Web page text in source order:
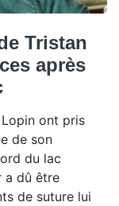
Tristan
après
Lopin ont pris
de son
du lac
a dû être
de suture lui